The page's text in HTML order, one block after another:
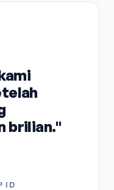
brilian."
ID